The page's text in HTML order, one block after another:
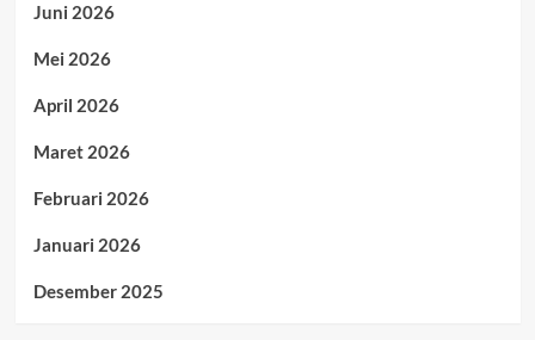
Juni 2026
Mei 2026
April 2026
Maret 2026
Februari 2026
Januari 2026
Desember 2025